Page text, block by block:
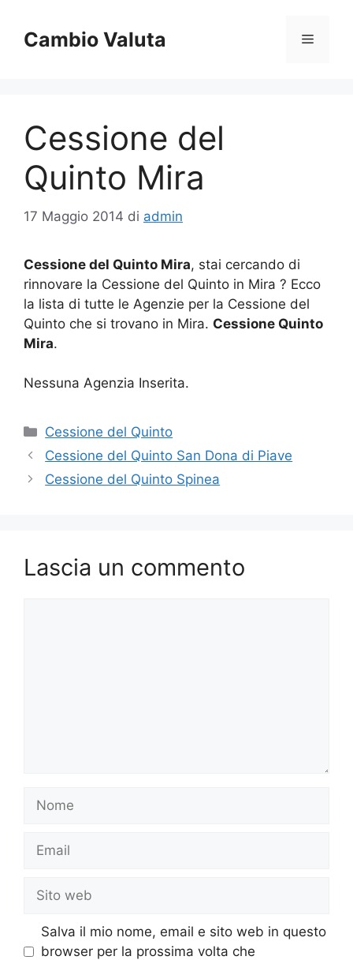
contenuto
Cambio Valuta Menu
Cessione del
Quinto Mira
17 Maggio 2014 di admin
Cessione del Quinto Mira, stai cercando di
rinnovare la Cessione del Quinto in Mira ? Ecco
la lista di tutte le Agenzie per la Cessione del
Quinto che si trovano in Mira. Cessione Quinto
Mira.
Nessuna Agenzia Inserita.
Categorie
Cessione del Quinto
Cessione del Quinto San Dona di Piave
Cessione del Quinto Spinea
Lascia un commento
Nome
Email
Sito
web
Salva il mio nome, email e sito web in questo
browser per la prossima volta che